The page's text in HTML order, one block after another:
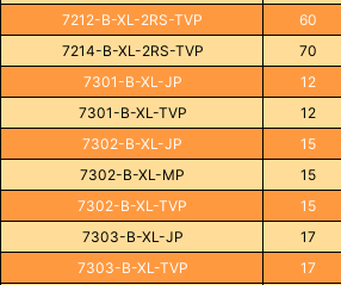
7212-B-XL-2RS-TVP
60
7214-B-XL-2RS-TVP
70
7301-B-XL-JP
12
7301-B-XL-TVP
12
7302-B-XL-JP
15
7302-B-XL-MP
15
7302-B-XL-TVP
15
7303-B-XL-JP
17
7303-B-XL-TVP
17